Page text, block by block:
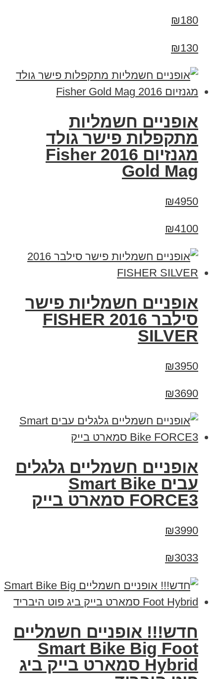
₪180
₪130
אופניים חשמליות
מתקפלות פישר גולד
מגנזיום 2016 Fisher
Gold Mag
₪4950
₪4100
אופניים חשמליות פישר
סילבר 2016 FISHER
SILVER
₪3950
₪3690
אופניים חשמליים גלגלים
עבים Smart Bike
FORCE3 סמארט בייק
₪3990
₪3033
חדש!!! אופניים חשמליים
Smart Bike Big Foot
Hybrid סמארט בייק ביג